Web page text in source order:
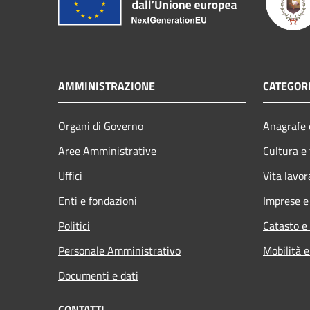
AMMINISTRAZIONE
Organi di Governo
Aree Amministrative
Uffici
Enti e fondazioni
Politici
Personale Amministrativo
Documenti e dati
Cultura
Vita
Imprese
Catasto
Mobilità